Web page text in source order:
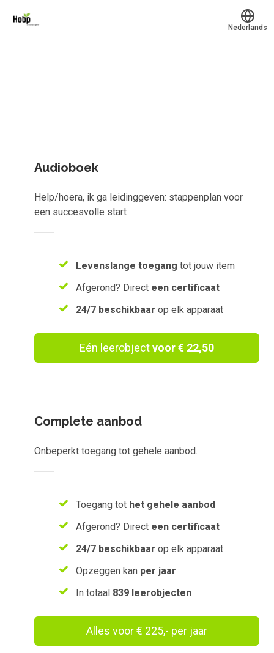
Nederlands
Audioboek
Help/hoera, ik ga leidinggeven: stappenplan voor
een succesvolle start
Levenslange toegang tot jouw item
Afgerond? Direct een certificaat
24/7 beschikbaar op elk apparaat
Eén leerobjectvoor € 22,50
Complete aanbod
Onbeperkt toegang tot gehele aanbod.
Toegang tot het gehele aanbod
Afgerond? Direct een certificaat
24/7 beschikbaar op elk apparaat
Opzeggen kan per jaar
In totaal 839 leerobjecten
Alles voor € 225,- per jaar